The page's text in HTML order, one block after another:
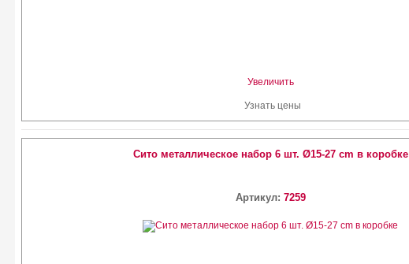
Увеличить
Узнать цены
Сито металлическое набор 6 шт. Ø15-27 cm в коробке
Артикул: 7259